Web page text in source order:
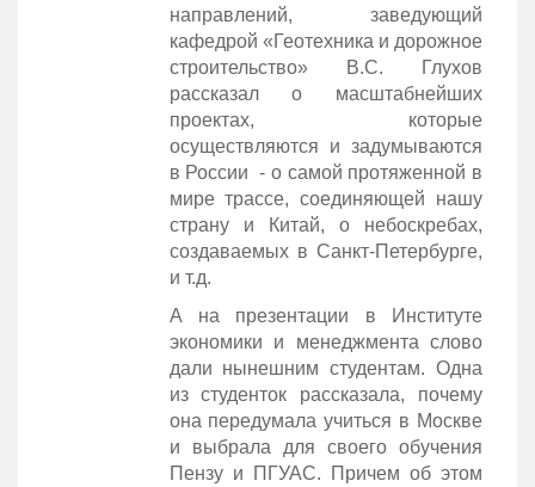
направлений, заведующий
кафедрой «Геотехника и дорожное
строительство» В.С. Глухов
рассказал о масштабнейших
проектах, которые
осуществляются и задумываются
в России - о самой протяженной в
мире трассе, соединяющей нашу
страну и Китай, о небоскребах,
создаваемых в Санкт-Петербурге,
и т.д.
А на презентации в Институте
экономики и менеджмента слово
дали нынешним студентам. Одна
из студенток рассказала, почему
она передумала учиться в Москве
и выбрала для своего обучения
Пензу и ПГУАС. Причем об этом